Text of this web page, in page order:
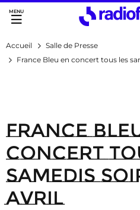
Accès direct :
Menu principal
Contenu
Accueil
Salle de Presse
France Bleu en concert tous les
France
concert
samedis
avril